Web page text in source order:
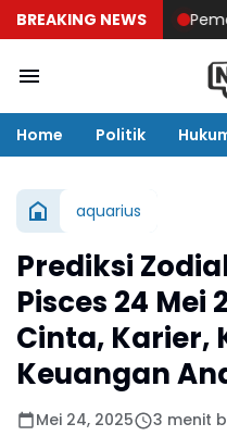
BREAKING NEWSPemda
Home Politik
aquarius
Prediksi
Pisces 24 Mei
Cinta, Karier,
Keuangan
Mei 24, 2025 3 menit